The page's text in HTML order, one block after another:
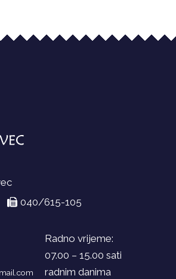
040/615-105
Radno vrijeme:
07.00 – 15.00 sati
radnim danima